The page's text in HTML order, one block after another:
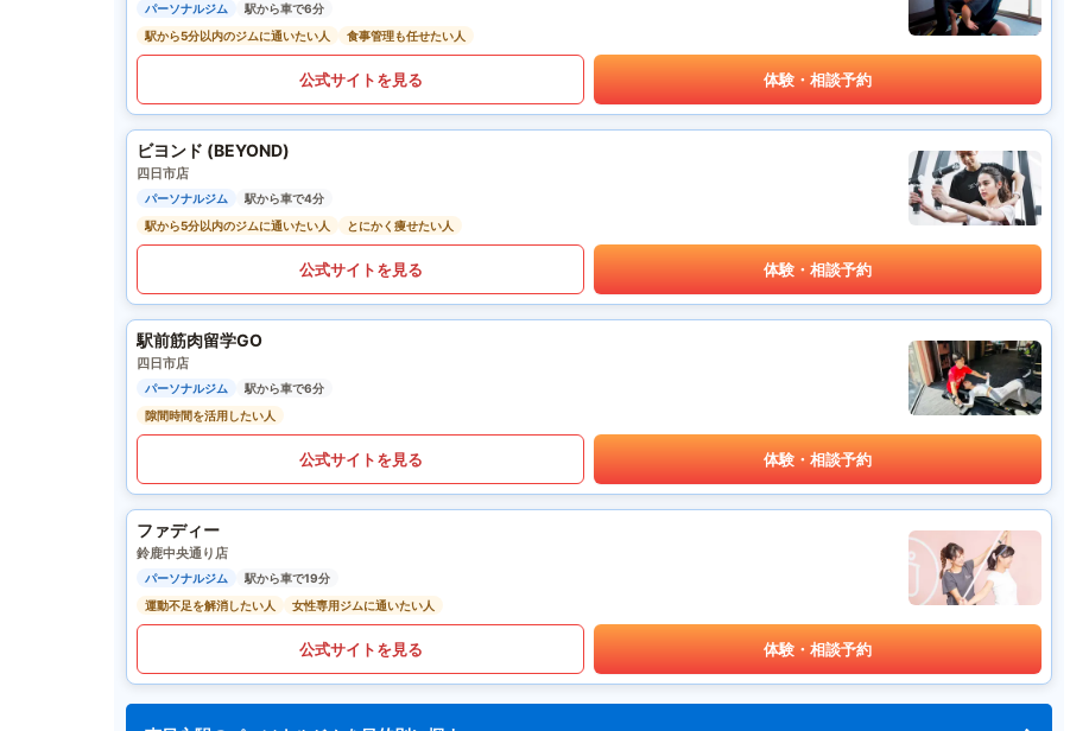
パーソナルジム
駅から車で6分
駅から5分以内のジムに通いたい人
食事管理も任せたい人
公式サイトを見る 体験・相談予約
ビヨンド (BEYOND)
四日市店
パーソナルジム
駅から車で4分
駅から5分以内のジムに通いたい人
とにかく痩せたい人
公式サイトを見る 体験・相談予約
駅前筋肉留学GO
四日市店
パーソナルジム
駅から車で6分
隙間時間を活用したい人
公式サイトを見る 体験・相談予約
ファディー
鈴鹿中央通り店
パーソナルジム
駅から車で19分
運動不足を解消したい人
女性専用ジムに通いたい人
公式サイトを見る 体験・相談予約